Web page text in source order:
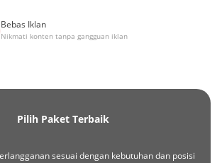
Bebas Iklan
Nikmati konten tanpa gangguan iklan
Pilih Paket Terbaik
sesuai dengan kebutuhan dan posisi